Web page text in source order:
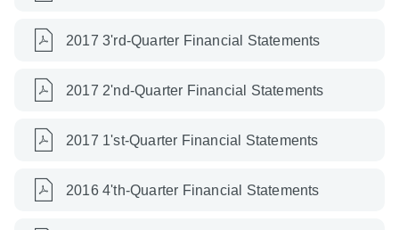
2017 3'rd-Quarter Financial Statements
2017 2'nd-Quarter Financial Statements
2017 1'st-Quarter Financial Statements
2016 4'th-Quarter Financial Statements